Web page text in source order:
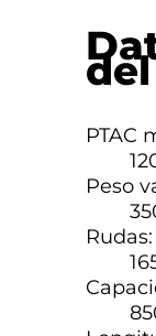
PTAC
Peso
Rudas: